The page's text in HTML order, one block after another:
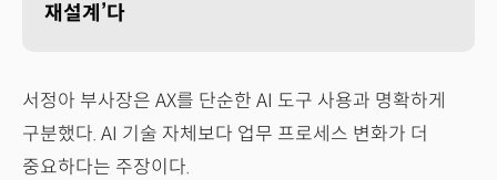
재설계’다
서정아 부사장은 AX를 단순한 AI 도구 사용과 명확하게
구분했다. AI 기술 자체보다 업무 프로세스 변화가 더
중요하다는 주장이다.